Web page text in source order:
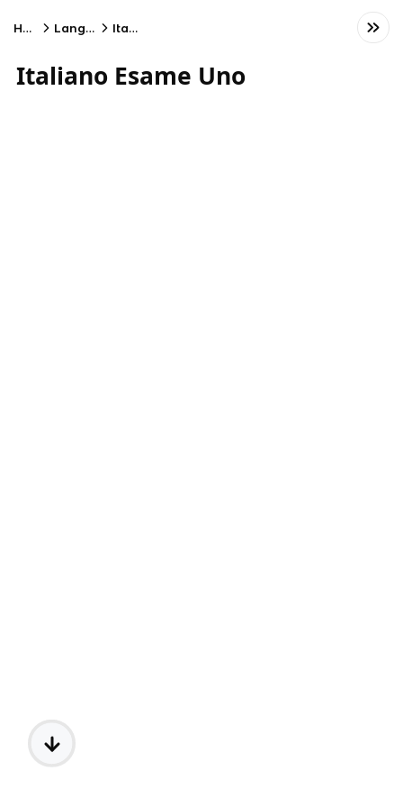
Home Language Italian
Italiano Esame Uno